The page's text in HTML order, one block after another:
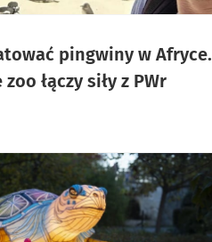
pingwiny w Afryce.
łączy siły z PWr